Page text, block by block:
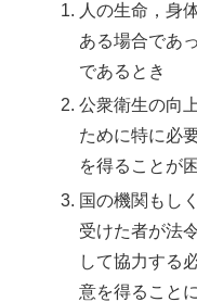
人の生命，身
ある場合であ
であるとき
公衆衛生の向
ために特に必
を得ることが
国の機関もし
受けた者が法
して協力する
意を得ること